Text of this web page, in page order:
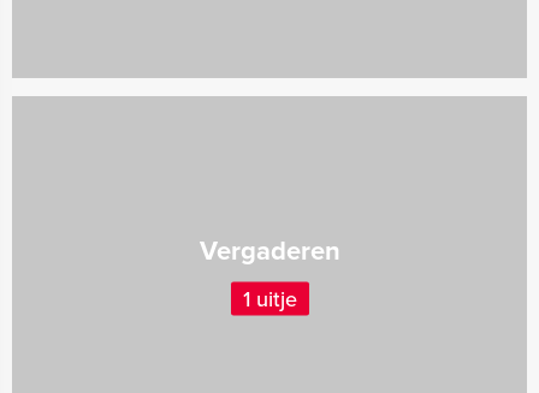
Vergaderen
1 uitje